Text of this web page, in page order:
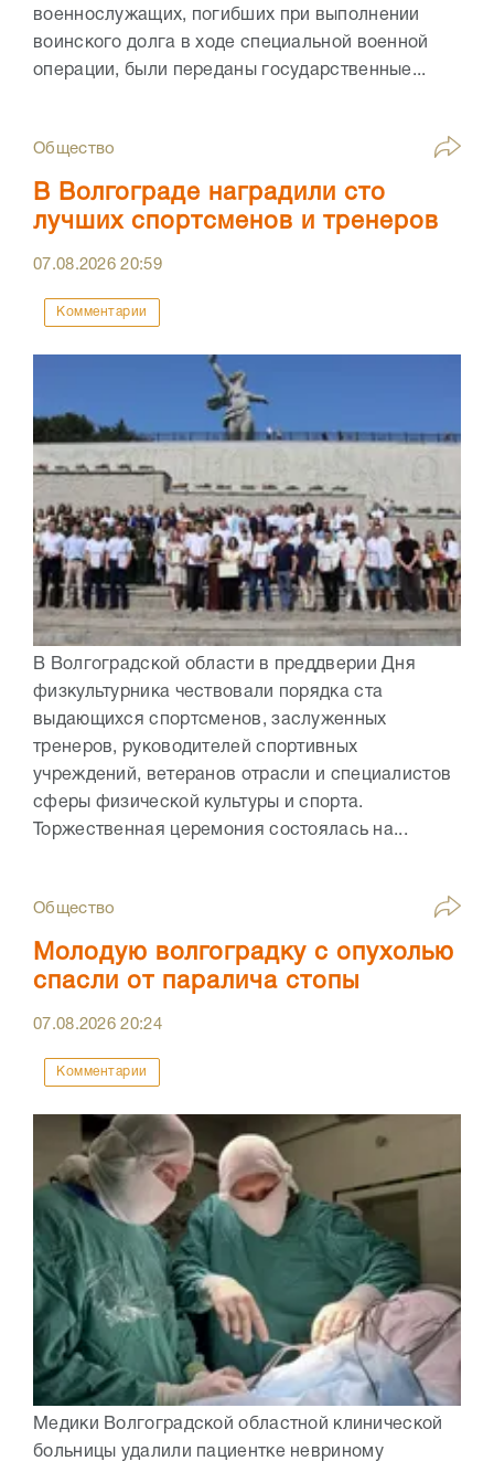
военнослужащих, погибших при выполнении
воинского долга в ходе специальной военной
операции, были переданы государственные...
Общество
В Волгограде наградили сто
лучших спортсменов и тренеров
07.08.202620:59
Комментарии
В Волгоградской области в преддверии Дня
физкультурника чествовали порядка ста
выдающихся спортсменов, заслуженных
тренеров, руководителей спортивных
учреждений, ветеранов отрасли и специалистов
сферы физической культуры и спорта.
Торжественная церемония состоялась на...
Общество
Молодую волгоградку с опухолью
спасли от паралича стопы
07.08.202620:24
Комментарии
Медики Волгоградской областной клинической
больницы удалили пациентке невриному